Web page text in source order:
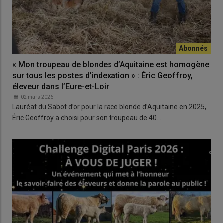
« Mon troupeau de blondes d’Aquitaine est homogène
sur tous les postes d’indexation » : Éric Geoffroy,
éleveur dans l’Eure-et-Loir
02 mars 2026
Lauréat du Sabot d’or pour la race blonde d’Aquitaine en 2025,
Éric Geoffroy a choisi pour son troupeau de 40…